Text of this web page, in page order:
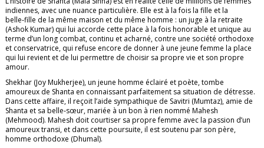
indiennes, avec une nuance particulière. Elle est à la fois la fille et la
belle‑fille de la même maison et du même homme : un juge à la retraite
(Ashok Kumar) qui lui accorde cette place à la fois honorable et unique au
terme d’un long combat, continu et acharné, contre une société orthodoxe
et conservatrice, qui refuse encore de donner à une jeune femme la place
qui lui revient et de lui permettre de choisir sa propre vie et son propre
amour.
Shekhar (Joy Mukherjee), un jeune homme éclairé et poète, tombe
amoureux de Shanta en connaissant parfaitement sa situation de détresse.
Dans cette affaire, il reçoit l’aide sympathique de Savitri (Mumtaz), amie de
Shanta et sa belle‑sœur, mariée à un bon à rien nommé Mahesh
(Mehmood). Mahesh doit courtiser sa propre femme avec la passion d’un
amoureux transi, et dans cette poursuite, il est soutenu par son père,
homme orthodoxe (Dhumal).